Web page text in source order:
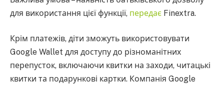
для використання цієї функції, передає Finextra.
Крім платежів, діти зможуть використовувати
Google Wallet для доступу до різноманітних
перепусток, включаючи квитки на заходи, читацькі
квитки та подарункові картки. Компанія Google